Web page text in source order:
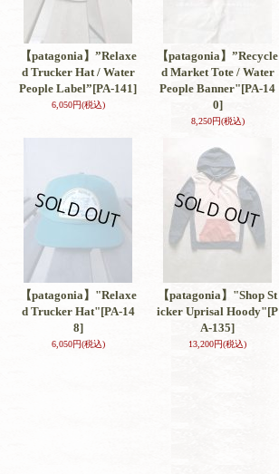
【patagonia】”Relaxe
d Trucker Hat / Water
People Label”[PA-141]
6,050円(税込)
【patagonia】”Recycle
d Market Tote / Water
People Banner"[PA-14
0]
8,250円(税込)
【patagonia】"Relaxe
d Trucker Hat"[PA-14
8]
6,050円(税込)
【patagonia】"Shop St
icker Uprisal Hoody"[P
A-135]
13,200円(税込)